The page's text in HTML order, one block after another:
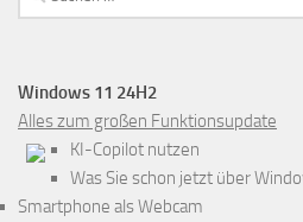
nach:
Windows 11 24H2
Alles zum großen Funktionsupdate
KI-Copilot nutzen
Was Sie schon jetzt über
Smartphone als Webcam